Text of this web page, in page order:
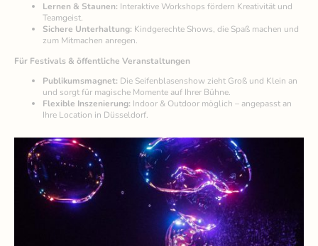
Lernen & Staunen: Interaktive Workshops fördern Kreativität und
Teamgeist.
Sichere Unterhaltung: Kindgerechte Shows, die Spaß machen und
zum Mitmachen anregen.
Für Festivals & öffentliche Veranstaltungen
Publikumsmagnet: Die Seifenblasenshow zieht Groß und Klein an
und sorgt für magische Momente auf Ihrer Bühne.
Flexible Inszenierung: Indoor & Outdoor möglich – angepasst an
Ihre Location in Düsseldorf.